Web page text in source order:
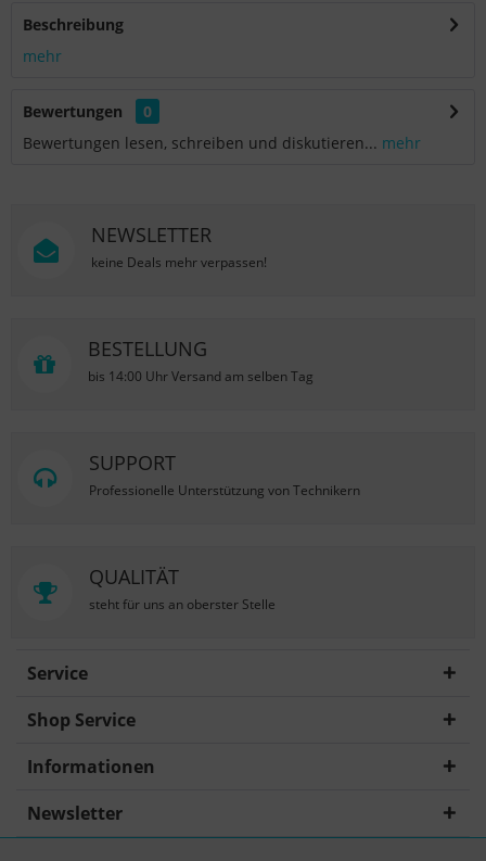
Beschreibung
mehr
Bewertungen
0
Bewertungen lesen, schreiben und diskutieren... mehr
NEWSLETTER
keine Deals mehr verpassen!
BESTELLUNG
bis 14:00 Uhr Versand am selben Tag
SUPPORT
Professionelle Unterstützung von Technikern
QUALITÄT
steht für uns an oberster Stelle
Service
Shop Service
Informationen
Newsletter